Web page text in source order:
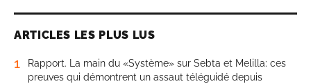
ARTICLES LES PLUS LUS
1
Rapport. La main du «Système» sur Sebta et Melilla: ces
preuves qui démontrent un assaut téléguidé depuis